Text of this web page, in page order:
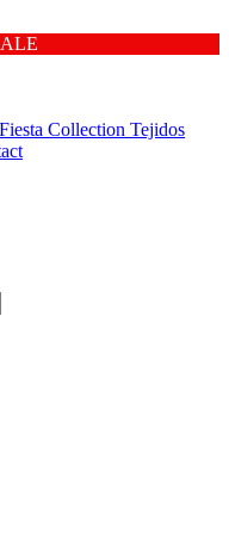
Fiesta Collection Tejidos